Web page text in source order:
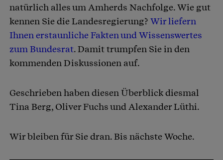
natürlich alles um Amherds Nachfolge. Wie gut
kennen Sie die Landesregierung? Wir liefern
Ihnen erstaunliche Fakten und Wissenswertes
zum Bundesrat. Damit trumpfen Sie in den
kommenden Diskussionen auf.
Geschrieben haben diesen Überblick diesmal
Tina Berg, Oliver Fuchs und Alexander Lüthi.
Wir bleiben für Sie dran. Bis nächste Woche.